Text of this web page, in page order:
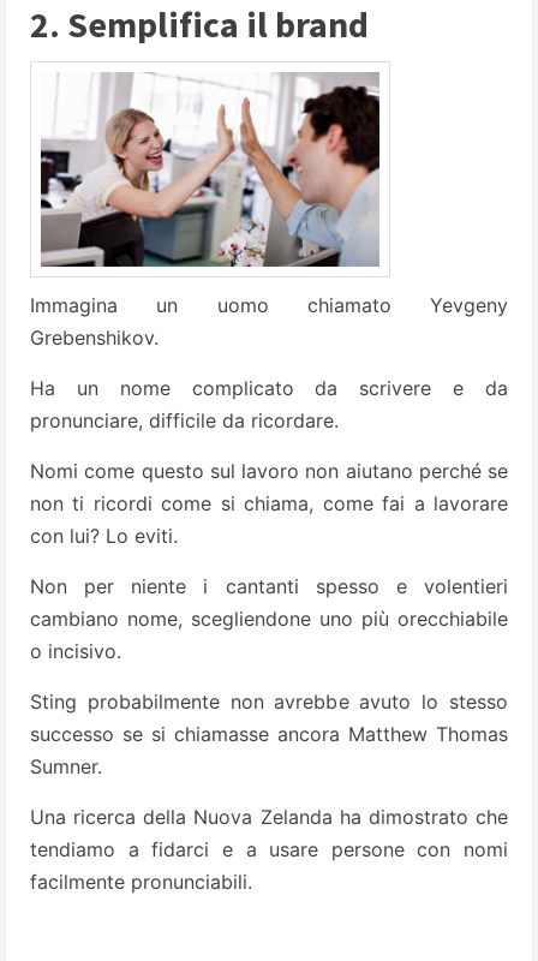
2. Semplifica il brand
Immagina un uomo chiamato Yevgeny
Grebenshikov.
Ha un nome complicato da scrivere e da
pronunciare, difficile da ricordare.
Nomi come questo sul lavoro non aiutano perché se
non ti ricordi come si chiama, come fai a lavorare
con lui? Lo eviti.
Non per niente i cantanti spesso e volentieri
cambiano nome, scegliendone uno più orecchiabile
o incisivo.
Sting probabilmente non avrebbe avuto lo stesso
successo se si chiamasse ancora Matthew Thomas
Sumner.
Una ricerca della Nuova Zelanda ha dimostrato che
tendiamo a fidarci e a usare persone con nomi
facilmente pronunciabili.